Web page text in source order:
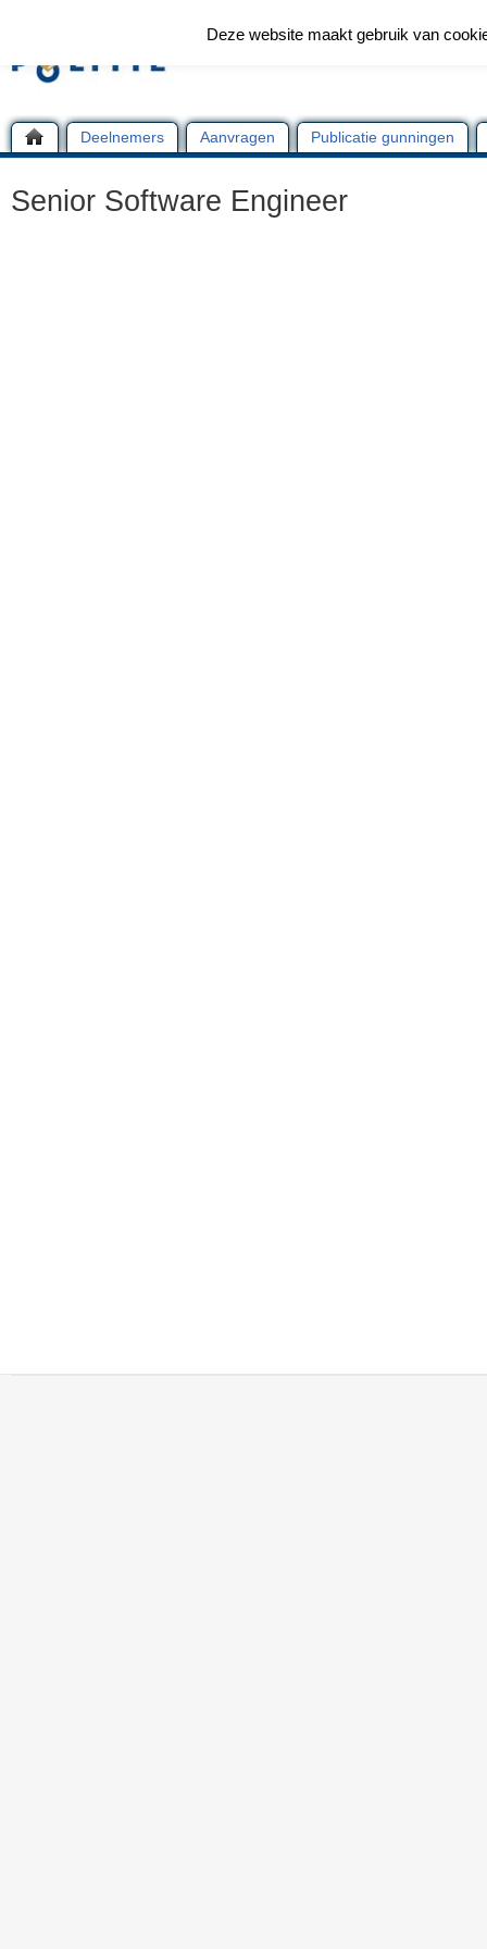
Deelnemers Aanvragen Publicatie gunningen
Senior Software Engineer
Deze website maakt gebruik van